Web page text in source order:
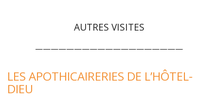
AUTRES VISITES
———————————————————
LES APOTHICAIRERIES DE L’HÔTEL-
DIEU